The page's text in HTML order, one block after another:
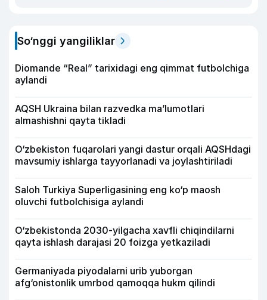
So‘nggi yangiliklar
Diomande “Real” tarixidagi eng qimmat futbolchiga
aylandi
AQSH Ukraina bilan razvedka ma’lumotlari
almashishni qayta tikladi
O‘zbekiston fuqarolari yangi dastur orqali AQSHdagi
mavsumiy ishlarga tayyorlanadi va joylashtiriladi
Saloh Turkiya Superligasining eng ko‘p maosh
oluvchi futbolchisiga aylandi
O‘zbekistonda 2030-yilgacha xavfli chiqindilarni
qayta ishlash darajasi 20 foizga yetkaziladi
Germaniyada piyodalarni urib yuborgan
afg‘onistonlik umrbod qamoqqa hukm qilindi